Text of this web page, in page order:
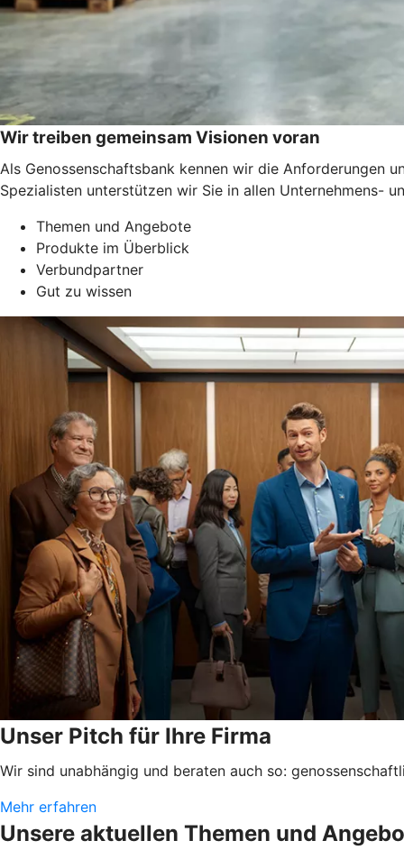
Wir treiben gemeinsam Visionen voran
Als Genossenschaftsbank kennen wir die Anforderungen
Spezialisten unterstützen wir Sie in allen Unternehmens-
Themen und Angebote
Produkte im Überblick
Verbundpartner
Gut zu wissen
Unser Pitch für Ihre Firma
Wir sind unabhängig und beraten auch so:
Mehr erfahren
Unsere aktuellen Themen und